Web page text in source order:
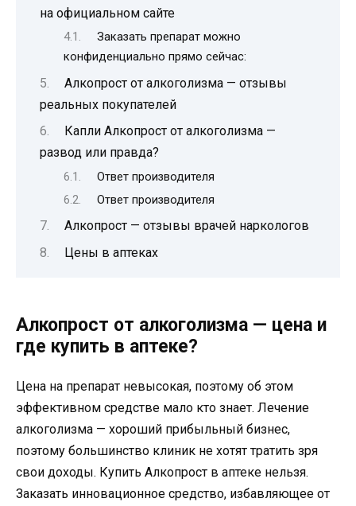
на официальном сайте
Заказать препарат можно
конфиденциально прямо сейчас:
Алкопрост от алкоголизма — отзывы
реальных покупателей
Капли Алкопрост от алкоголизма —
развод или правда?
Ответ производителя
Ответ производителя
Алкопрост — отзывы врачей наркологов
Цены в аптеках
Алкопрост от алкоголизма — цена и
где купить в аптеке?
Цена на препарат невысокая, поэтому об этом
эффективном средстве мало кто знает. Лечение
алкоголизма — хороший прибыльный бизнес,
поэтому большинство клиник не хотят тратить зря
свои доходы. Купить Алкопрост в аптеке нельзя.
Заказать инновационное средство, избавляющее от